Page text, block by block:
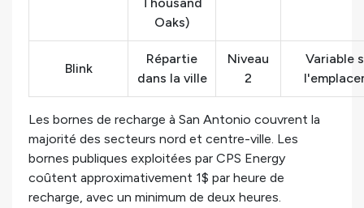
Thousand
Oaks)
Blink
Répartie
dans la ville
Niveau
2
Variable
Les bornes de recharge à San Antonio couvrent la
majorité des secteurs nord et centre-ville. Les
bornes publiques exploitées par CPS Energy
coûtent approximativement 1$ par heure de
recharge, avec un minimum de deux heures.